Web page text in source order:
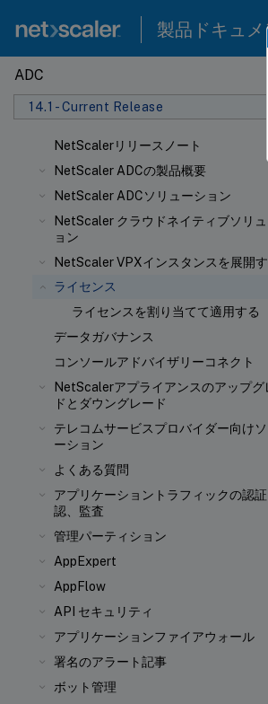
製品ドキュ
ADC
14.1 - Current Release
NetScalerリリースノート
NetScaler ADCの製品概要
NetScaler ADCソリューション
NetScaler クラウドネイティブソリ
ョン
NetScaler VPXインスタンスを展開
ライセンス
ライセンスを割り当てて適用する
データガバナンス
コンソールアドバイザリーコネクト
NetScalerアプライアンスのアップグ
ドとダウングレード
テレコムサービスプロバイダー向けソ
ーション
よくある質問
アプリケーショントラフィックの認
認、監査
管理パーティション
AppExpert
AppFlow
API セキュリティ
アプリケーションファイアウォール
署名のアラート記事
ボット管理